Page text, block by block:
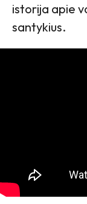
istorija apie
santykius.